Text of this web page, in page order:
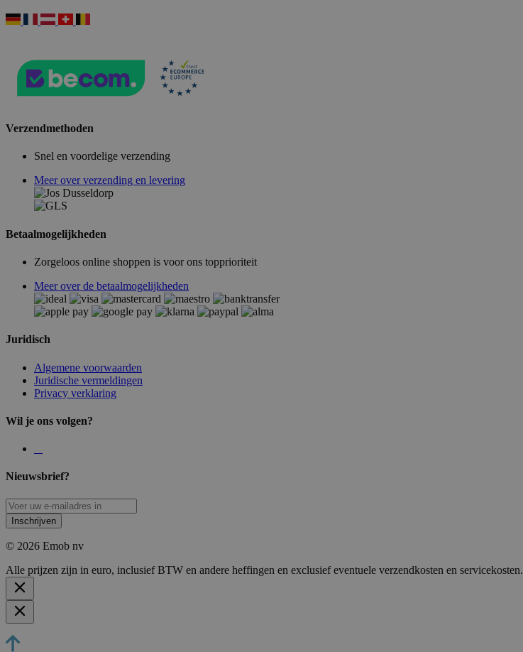
Verzendmethoden
Snel en voordelige verzending
Meer over verzending en levering
Betaalmogelijkheden
Zorgeloos online shoppen is voor ons topprioriteit
Meer over de betaalmogelijkheden
Juridisch
Algemene voorwaarden
Juridische vermeldingen
Privacy verklaring
Wil je ons volgen?
Nieuwsbrief?
Inschrijven
© 2026 Emob nv
Alle prijzen zijn in euro, inclusief BTW en andere heffingen en exclusief eventuele verzendkosten en servicekosten.